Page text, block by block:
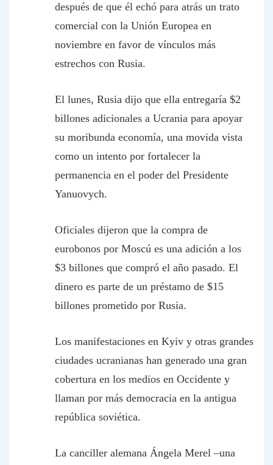
después de que él echó para atrás un trato
comercial con la Unión Europea en
noviembre en favor de vínculos más
estrechos con Rusia.
El lunes, Rusia dijo que ella entregaría $2
billones adicionales a Ucrania para apoyar
su moribunda economía, una movida vista
como un intento por fortalecer la
permanencia en el poder del Presidente
Yanuovych.
Oficiales dijeron que la compra de
eurobonos por Moscú es una adición a los
$3 billones que compró el año pasado. El
dinero es parte de un préstamo de $15
billones prometido por Rusia.
Los manifestaciones en Kyiv y otras grandes
ciudades ucranianas han generado una gran
cobertura en los medios en Occidente y
llaman por más democracia en la antigua
república soviética.
La canciller alemana Ángela Merel –una